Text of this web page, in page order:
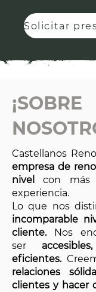
¡SOBRE
Castellanos
empresa de
nivel
con más
experiencia.
Lo que nos
incomparable
cliente.Nos
ser
eficientes.
relaciones
clientes y hacer